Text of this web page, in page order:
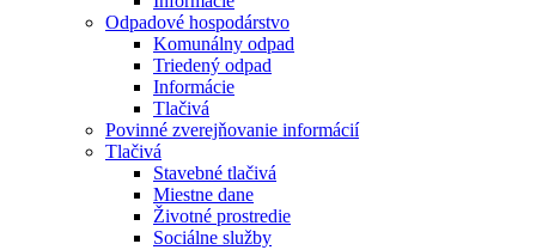
Odpadové hospodárstvo
Komunálny odpad
Triedený odpad
Informácie
Tlačivá
Povinné zverejňovanie informácií
Tlačivá
Stavebné tlačivá
Miestne dane
Životné prostredie
Sociálne služby